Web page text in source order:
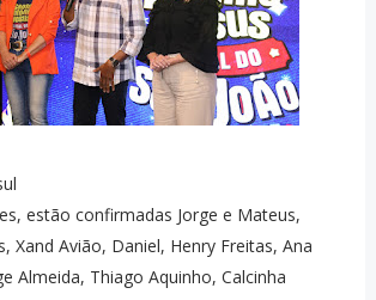
estão confirmadas Jorge e Mateus,
Xand Avião, Daniel, Henry Freitas, Ana
Almeida, Thiago Aquinho, Calcinha